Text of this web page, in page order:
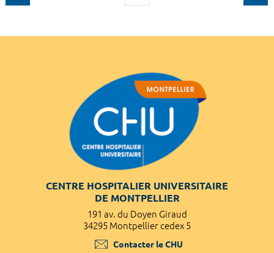
CENTRE HOSPITALIER UNIVERSITAIRE
DE MONTPELLIER
191 av. du Doyen Giraud
34295 Montpellier cedex 5
Contacter le CHU